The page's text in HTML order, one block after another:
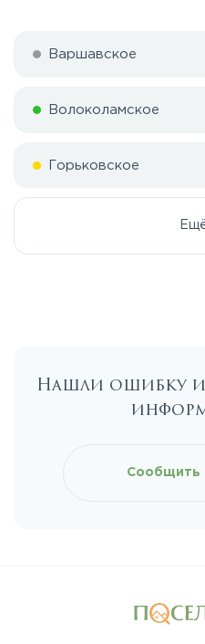
Варшавское
Волоколамское
Горьковское
Каширское
Нашли ошибку
Сообщить